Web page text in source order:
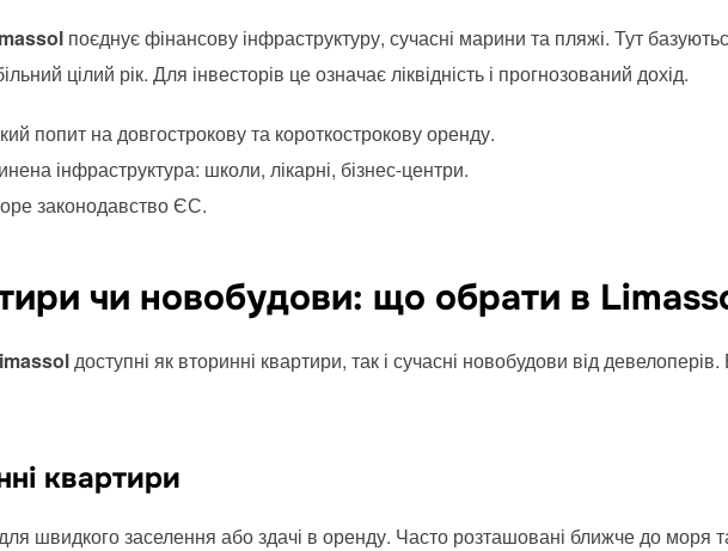
поєднує фінансову інфраструктуру, сучасні марини та пляжі. Тут
цілий рік. Для інвесторів це означає ліквідність і прогнозований дохід.
попит на довгострокову та короткострокову оренду.
інфраструктура: школи, лікарні, бізнес-центри.
законодавство ЄС.
чи новобудови: що обрати в
доступні як вторинні квартири, так і сучасні новобудови від
квартири
для швидкого заселення або здачі в оренду. Часто розташовані ближче до моря